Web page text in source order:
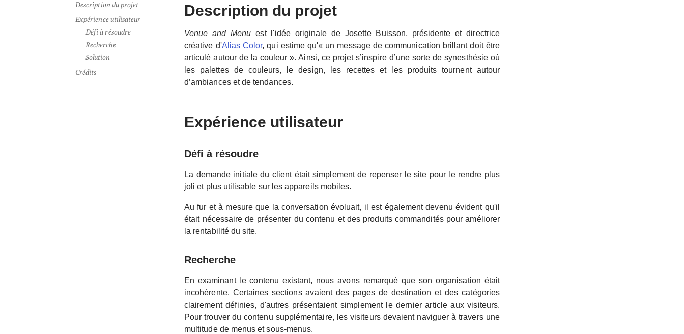
Description du projet
Expérience utilisateur
Défi à résoudre
Recherche
Solution
Crédits
Description du projet
Venue and Menu est l'idée originale de Josette Buisson, présidente et directrice
créative d'Alias Color, qui estime qu'« un message de communication brillant doit être
articulé autour de la couleur ». Ainsi, ce projet s’inspire d’une sorte de synesthésie où
les palettes de couleurs, le design, les recettes et les produits tournent autour
d’ambiances et de tendances.
Expérience utilisateur
Défi à résoudre
La demande initiale du client était simplement de repenser le site pour le rendre plus
joli et plus utilisable sur les appareils mobiles.
Au fur et à mesure que la conversation évoluait, il est également devenu évident qu'il
était nécessaire de présenter du contenu et des produits commandités pour améliorer
la rentabilité du site.
Recherche
En examinant le contenu existant, nous avons remarqué que son organisation était
incohérente. Certaines sections avaient des pages de destination et des catégories
clairement définies, d'autres présentaient simplement le dernier article aux visiteurs.
Pour trouver du contenu supplémentaire, les visiteurs devaient naviguer à travers une
multitude de menus et sous-menus.